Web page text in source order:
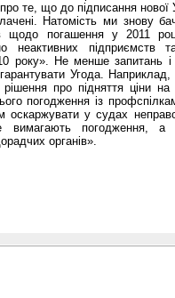
те, що до підписання нової
Натомість ми знову
щодо погашення у 2011
неактивних підприємств
року». Не менше запитань
Угода.
про підняття ціни
погодження із
оскаржувати у судах
вимагають погодження,
органів».